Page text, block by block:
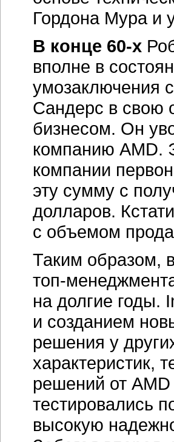
Таким образом,
топ-
на долгие годы.
и созданием
решения у
характеристик,
решений от AMD
тестировались
высокую
Забегая
назвать
компании
конкурента.
В1979-мгоду
окросс-
8080A.
развитию
с 1979 г.